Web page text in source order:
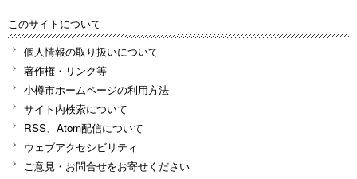
このサイトについて
個人情報の取り扱いについて
著作権・リンク等
小樽市ホームページの利用方法
サイト内検索について
RSS、Atom配信について
ウェブアクセシビリティ
ご意見・お問合せをお寄せください